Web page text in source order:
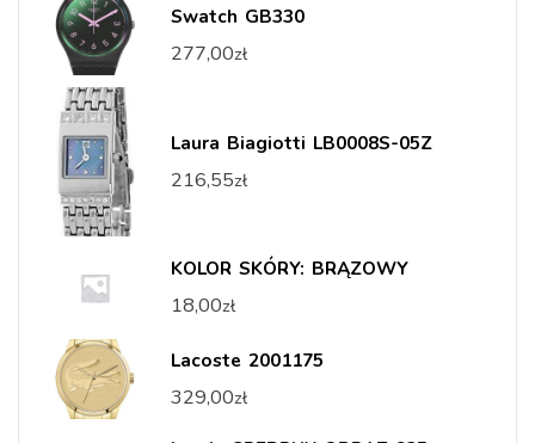
Swatch GB330
277,00zł
Laura Biagiotti LB0008S-05Z
216,55zł
KOLOR SKÓRY: BRĄZOWY
18,00zł
Lacoste 2001175
329,00zł